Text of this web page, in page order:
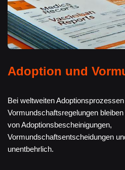
Adoption und
Bei weltweiten
Vormundschaftsregelungen
von Adoptionsbescheinigungen,
Vormundschaftsentscheidungen
unentbehrlich.